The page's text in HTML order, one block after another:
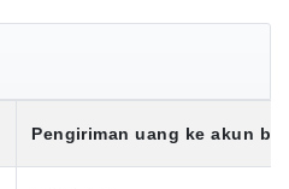
Pengiriman uang ke akun